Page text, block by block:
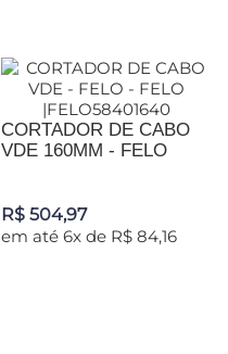
CORTADOR DE CABO
VDE 160MM - FELO
R$ 504,97
em até 6x de R$ 84,16